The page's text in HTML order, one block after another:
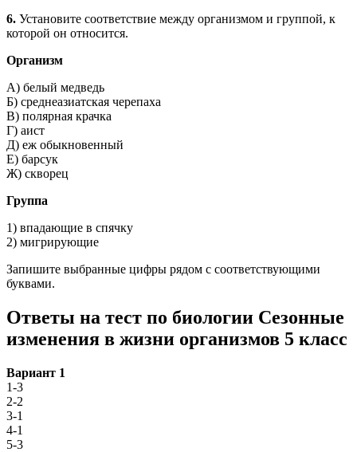
6. Установите соответствие между организмом и группой, к
которой он относится.
Организм
А) белый медведь
Б) среднеазиатская черепаха
В) полярная крачка
Г) аист
Д) еж обыкновенный
Е) барсук
Ж) скворец
Группа
1) впадающие в спячку
2) мигрирующие
Запишите выбранные цифры рядом с соответствующими
буквами.
Ответы на тест по биологии Сезонные
изменения в жизни организмов 5 класс
Вариант 1
1-3
2-2
3-1
4-1
5-3